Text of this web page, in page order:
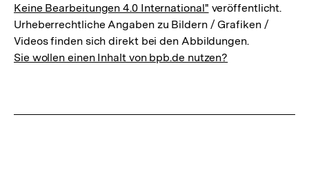
Keine Bearbeitungen 4.0 International" veröffentlicht.
Urheberrechtliche Angaben zu Bildern / Grafiken /
Videos finden sich direkt bei den Abbildungen.
Sie wollen einen Inhalt von bpb.de nutzen?